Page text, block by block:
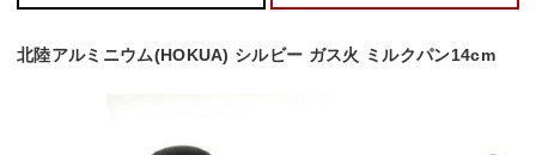
北陸アルミニウム(HOKUA) シルビー ガス火 ミルクパン14cm